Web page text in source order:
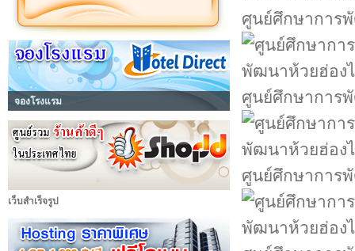
จองโรงแรม
เว็บสำเร็จรูป
ศูนย์ศึกษาการ
ศูนย์ศึกษาการ
ศูนย์ศึกษาการ